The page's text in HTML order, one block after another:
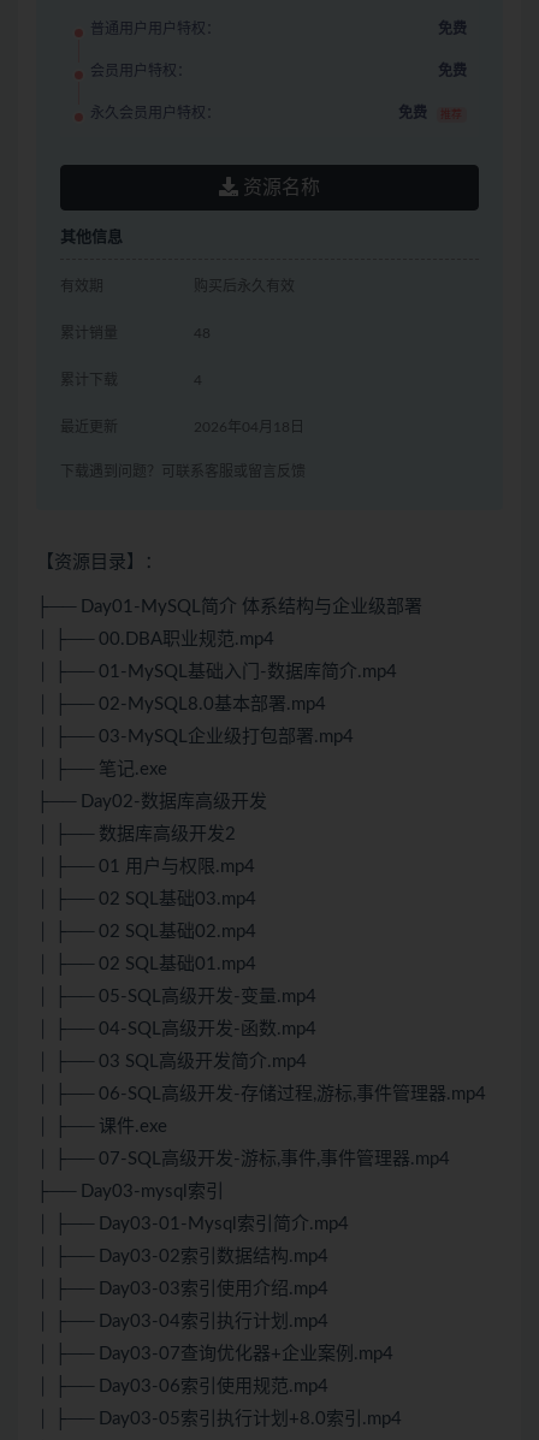
普通用户用户特权： 免费
会员用户特权： 免费
永久会员用户特权： 免费 推荐
资源名称
其他信息
有效期 购买后永久有效
累计销量 48
累计下载 4
最近更新 2026年04月18日
下载遇到问题？可联系客服或留言反馈
【资源目录】：
├── Day01-MySQL简介 体系结构与企业级部署
│ ├── 00.DBA职业规范.mp4
│ ├── 01-MySQL基础入门-数据库简介.mp4
│ ├── 02-MySQL8.0基本部署.mp4
│ ├── 03-MySQL企业级打包部署.mp4
│ ├── 笔记.exe
├── Day02-数据库高级开发
│ ├── 数据库高级开发2
│ ├── 01 用户与权限.mp4
│ ├── 02 SQL基础03.mp4
│ ├── 02 SQL基础02.mp4
│ ├── 02 SQL基础01.mp4
│ ├── 05-SQL高级开发-变量.mp4
│ ├── 04-SQL高级开发-函数.mp4
│ ├── 03 SQL高级开发简介.mp4
│ ├── 06-SQL高级开发-存储过程,游标,事件管理器.mp4
│ ├── 课件.exe
│ ├── 07-SQL高级开发-游标,事件,事件管理器.mp4
├── Day03-mysql索引
│ ├── Day03-01-Mysql索引简介.mp4
│ ├── Day03-02索引数据结构.mp4
│ ├── Day03-03索引使用介绍.mp4
│ ├── Day03-04索引执行计划.mp4
│ ├── Day03-07查询优化器+企业案例.mp4
│ ├── Day03-06索引使用规范.mp4
│ ├── Day03-05索引执行计划+8.0索引.mp4